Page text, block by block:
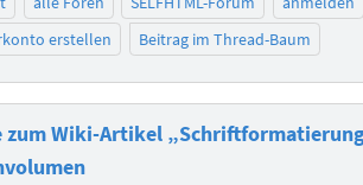
erstellen
Beitrag im Thread-Baum
zum Wiki-Artikel